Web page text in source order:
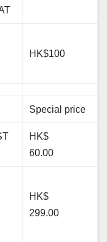
HK$100
Special price
HK$
60.00
HK$
299.00